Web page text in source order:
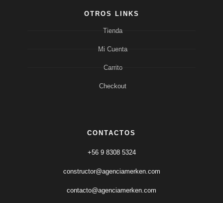
OTROS LINKS
Tienda
Mi Cuenta
Carrito
Checkout
CONTACTOS
+56 9 8308 5324
constructor@agenciamerken.com
contacto@agenciamerken.com